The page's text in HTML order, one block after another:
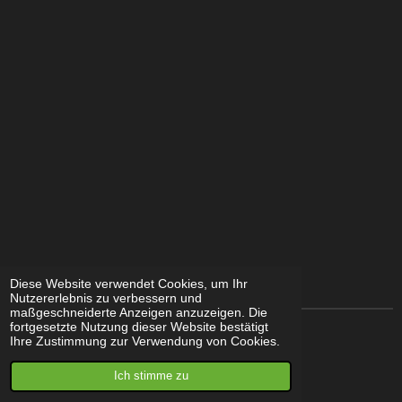
Diese Website verwendet Cookies, um Ihr
Nutzererlebnis zu verbessern und
maßgeschneiderte Anzeigen anzuzeigen. Die
fortgesetzte Nutzung dieser Website bestätigt
Ihre Zustimmung zur Verwendung von Cookies.
Ich stimme zu
© 2021 - 2025 Basti's Jungle